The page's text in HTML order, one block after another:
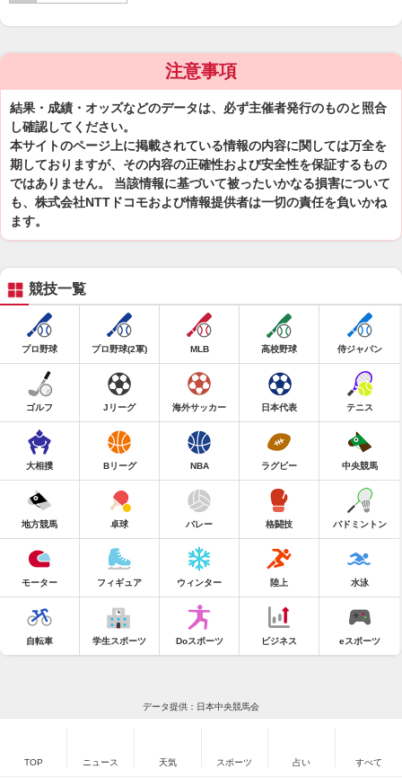
注意事項
結果・成績・オッズなどのデータは、必ず主催者発行のものと照合
し確認してください。
本サイトのページ上に掲載されている情報の内容に関しては万全を
期しておりますが、その内容の正確性および安全性を保証するもの
ではありません。 当該情報に基づいて被ったいかなる損害について
も、株式会社NTTドコモおよび情報提供者は一切の責任を負いかね
ます。
競技一覧
プロ野球 プロ野球(2軍) MLB 高校野球 侍ジャパン
ゴルフ Jリーグ 海外サッカー 日本代表 テニス
大相撲 Bリーグ NBA ラグビー 中央競馬
地方競馬 卓球 バレー 格闘技 バドミントン
モーター フィギュア ウィンター 陸上 水泳
自転車 学生スポーツ Doスポーツ ビジネス eスポーツ
データ提供：日本中央競馬会
TOP ニュース 天気 スポーツ 占い すべて